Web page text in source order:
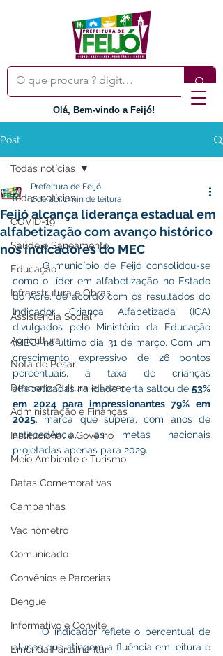
Olá, Bem-vindo a Feijó!
Post
Todas notícias
COVID-19
Saúde e Saneamento
Educação
Infraestrutura e Obras
Assistência Social
Agricultura
Nota de Pesar
Desporto Cultura e Lazer
Administração e Finanças
Institucional e Governo
Meio Ambiente e Turismo
Datas Comemorativas
Campanhas
Vacinômetro
Comunicado
Convênios e Parcerias
Dengue
Informativo e Convite
Emenda Parlamentar
Todas notícias
Feijó alcança liderança estadual em
alfabetização com avanço histórico
nos indicadores do MEC
Prefeitura de Feijó
2 de abr.1 min de leitura
	O município de Feijó consolidou-se
como o líder em alfabetização no Estado
do Acre, de acordo com os resultados do
Indicador Criança Alfabetizada (ICA)
divulgados pelo Ministério da Educação
(MEC) no último dia 31 de março. Com um
crescimento expressivo de 26 pontos
percentuais, a taxa de crianças
alfabetizadas na idade certa saltou de 53%
em 2024 para impressionantes 79% em
2025, marca que supera, com anos de
antecedência, as metas nacionais
projetadas apenas para 2029.
	O indicador reflete o percentual de
alunos que atingem a fluência em leitura e